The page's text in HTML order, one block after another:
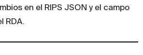
en el RIPS JSON y el campo
RDA.